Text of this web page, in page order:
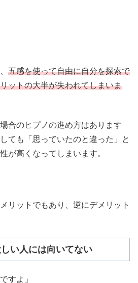
五感を使って自由に自分を探索で
ットの大半が失われてしまいま
合のヒプノの進め方はあります
ても「思っていたのと違った」と
が高くなってしまいます。
リットでもあり、逆にデメリット
い人には向いてない
すよ」